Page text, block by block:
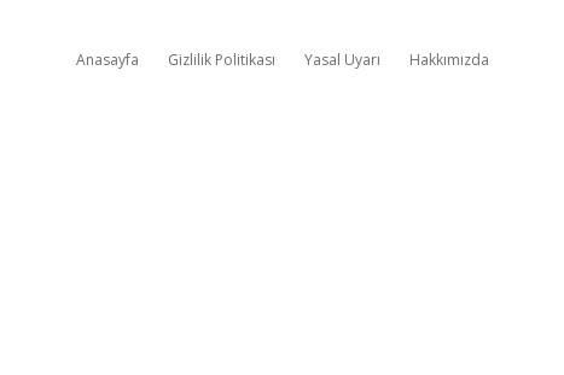
Anasayfa Gizlilik Politikası Yasal Uyarı Hakkımızda